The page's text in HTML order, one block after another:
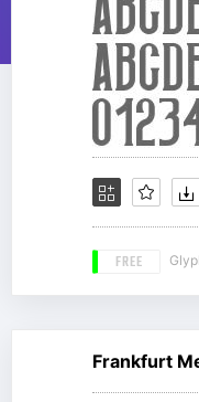
FREE
Frankfurt